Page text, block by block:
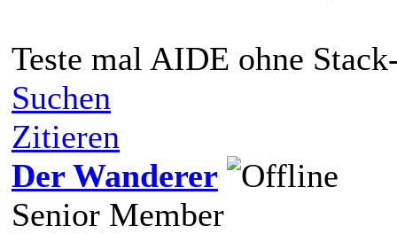
Teste mal AIDE ohne
Suchen
Zitieren
Der Wanderer
Senior Member